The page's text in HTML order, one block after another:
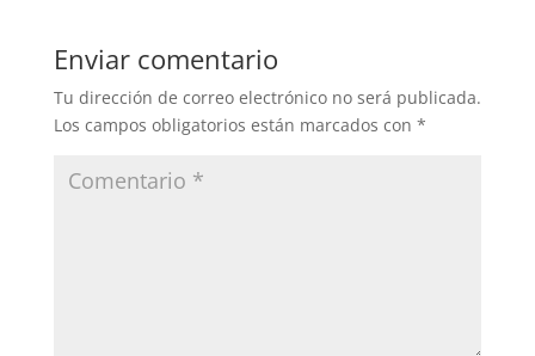
Enviar comentario
Tu dirección de correo electrónico no será publicada.
Los campos obligatorios están marcados con *